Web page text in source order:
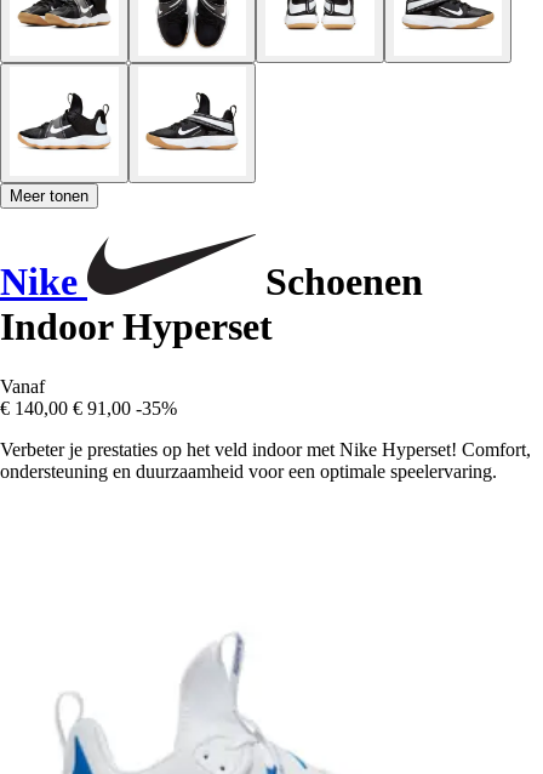
Meer tonen
Nike
Schoenen
Indoor Hyperset
Vanaf
€ 140,00 € 91,00 -35%
Verbeter je prestaties op het veld indoor met Nike Hyperset! Comfort,
ondersteuning en duurzaamheid voor een optimale speelervaring.